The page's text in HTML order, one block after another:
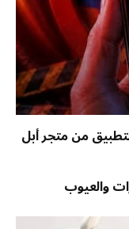
من متجر أبل